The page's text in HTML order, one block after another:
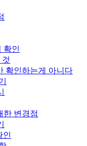
확인
것
확인하는게 아니다
한 변경점
인